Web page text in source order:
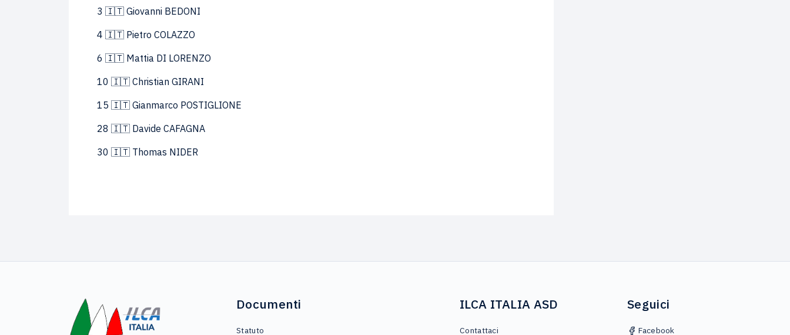
3 🇮🇹 Giovanni BEDONI
4 🇮🇹 Pietro COLAZZO
6 🇮🇹 Mattia DI LORENZO
10 🇮🇹 Christian GIRANI
15 🇮🇹 Gianmarco POSTIGLIONE
28 🇮🇹 Davide CAFAGNA
30 🇮🇹 Thomas NIDER
Documenti
Statuto
ILCA ITALIA ASD
Contattaci
Seguici
Facebook